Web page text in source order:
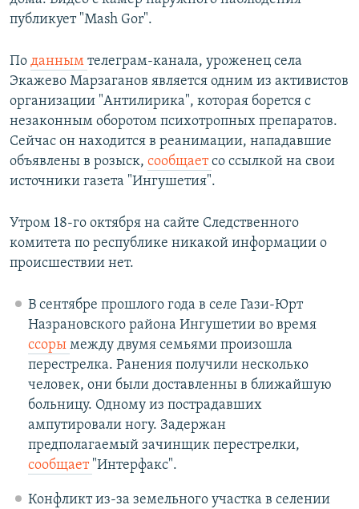
публикует "Mash Gor".
По данным телеграм-канала, уроженец села
Экажево Марзаганов является одним из активистов
организации "Антилирика", которая борется с
незаконным оборотом психотропных препаратов.
Сейчас он находится в реанимации, нападавшие
объявлены в розыск, сообщаетсо ссылкой на свои
источники газета "Ингушетия".
Утром 18-го октября на сайте Следственного
комитета по республике никакой информации о
происшествии нет.
В сентябре прошлого года в селе Гази-Юрт
Назрановского района Ингушетии во время
ссоры между двумя семьями произошла
перестрелка. Ранения получили несколько
человек, они были доставленны в ближайшую
больницу. Одному из пострадавших
ампутировали ногу. Задержан
предполагаемый зачинщик перестрелки,
сообщает "Интерфакс".
Конфликт из-за земельного участка в селении